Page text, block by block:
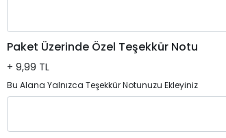
Paket Üzerinde Özel Teşekkür Notu
+ 9,99 TL
Bu Alana Yalnızca Teşekkür Notunuzu Ekleyiniz